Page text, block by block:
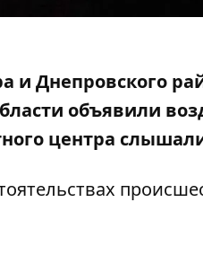
и Днепровского
объявили
центра